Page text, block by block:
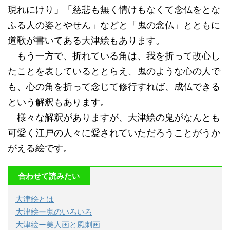
現れにけり」「慈悲も無く情けもなくて念仏をとな
ふる人の姿とやせん」などと「鬼の念仏」とともに
道歌が書いてある大津絵もあります。
もう一方で、折れている角は、我を折って改心し
たことを表しているととらえ、鬼のような心の人で
も、心の角を折って念じて修行すれば、成仏できる
という解釈もあります。
様々な解釈がありますが、大津絵の鬼がなんとも
可愛く江戸の人々に愛されていただろうことがうか
がえる絵です。
合わせて読みたい
大津絵とは
大津絵ー鬼のいろいろ
大津絵ー美人画と風刺画